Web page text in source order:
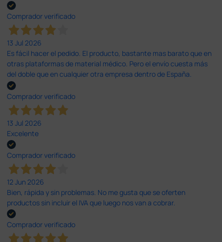
Comprador verificado
13 Jul 2026
Es fácil hacer el pedido. El producto, bastante mas barato que en
otras plataformas de material médico. Pero el envío cuesta más
del doble que en cualquier otra empresa dentro de España.
Comprador verificado
13 Jul 2026
Excelente
Comprador verificado
12 Jun 2026
Bien, rápida y sin problemas. No me gusta que se oferten
productos sin incluir el IVA que luego nos van a cobrar.
Comprador verificado